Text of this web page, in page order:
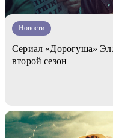
Новости
Сериал «Дорогуша»
второй сезон